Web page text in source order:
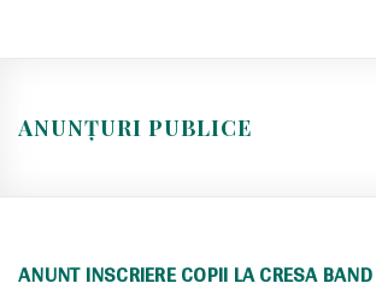
ANUNȚURI PUBLICE
ANUNT INSCRIERE COPII LA CRESA BAND